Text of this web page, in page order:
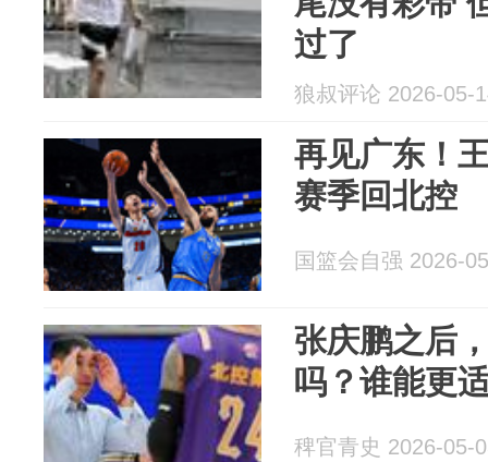
过了
狼叔评论 2026-05-
再见广东！
赛季回北控
国篮会自强 2026-
张庆鹏之后
吗？谁能更
稗官青史 2026-05-